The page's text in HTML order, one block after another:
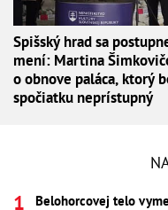
Spišský hrad sa
mení: Martina
o obnove paláca, ktorý
spočiatku neprístupný
Belohorcovej telo